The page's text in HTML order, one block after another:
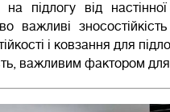
на підлогу від
важливі
і ковзання для
важливим фактором для